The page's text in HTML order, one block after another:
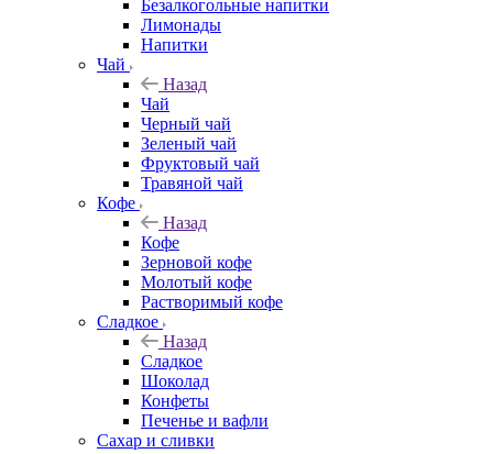
Безалкогольные напитки
Лимонады
Напитки
Чай
Назад
Чай
Черный чай
Зеленый чай
Фруктовый чай
Травяной чай
Кофе
Назад
Кофе
Зерновой кофе
Молотый кофе
Растворимый кофе
Сладкое
Назад
Сладкое
Шоколад
Конфеты
Печенье и вафли
Сахар и сливки